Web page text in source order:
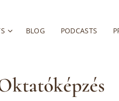
BLOG PODCASTS